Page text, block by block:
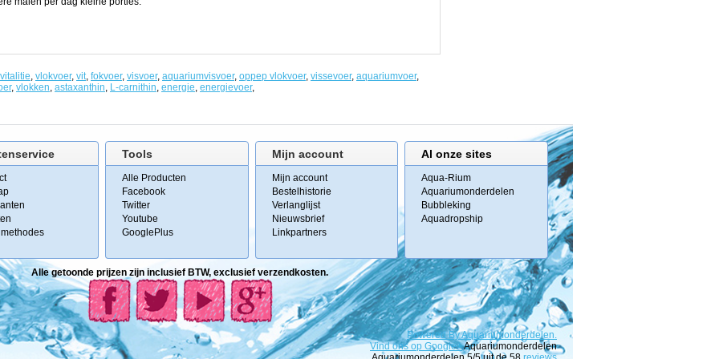
vitalitie, vlokvoer, vit, fokvoer, visvoer, aquariumvisvoer, oppep vlokvoer, vissevoer, aquariumvoer,
, vlokken, astaxanthin, L-carnithin, energie, energievoer,
Tools
Alle Producten
Facebook
Twitter
Youtube
GooglePlus
Mijn account
Mijn account
Bestelhistorie
Verlanglijst
Nieuwsbrief
Linkpartners
Al onze sites
Aqua-Rium
Aquariumonderdelen
Bubbleking
Aquadropship
Alle getoonde prijzen zijn inclusief BTW, exclusief verzendkosten.
PoweredByAquariumonderdelen.
Vind ons op Google+Aquariumonderdelen